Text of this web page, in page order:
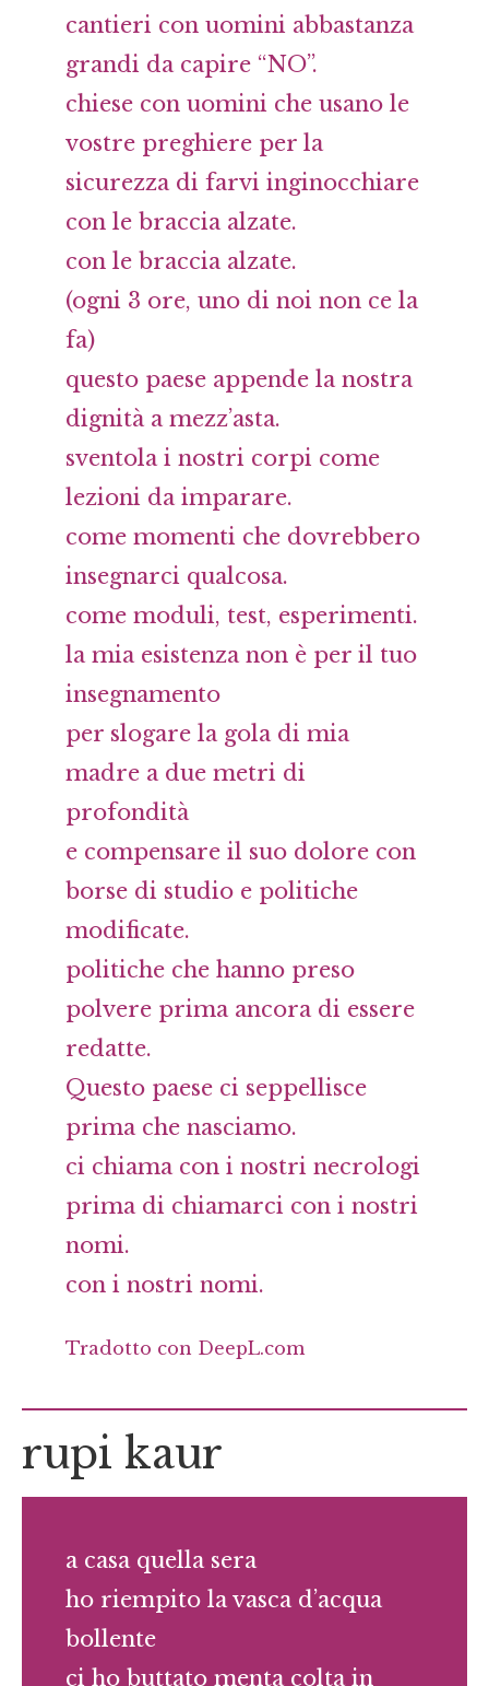
cantieri con uomini abbastanza
grandi da capire “NO”.
chiese con uomini che usano le
vostre preghiere per la
sicurezza di farvi inginocchiare
con le braccia alzate.
con le braccia alzate.
(ogni 3 ore, uno di noi non ce la
fa)
questo paese appende la nostra
dignità a mezz’asta.
sventola i nostri corpi come
lezioni da imparare.
come momenti che dovrebbero
insegnarci qualcosa.
come moduli, test, esperimenti.
la mia esistenza non è per il tuo
insegnamento
per slogare la gola di mia
madre a due metri di
profondità
e compensare il suo dolore con
borse di studio e politiche
modificate.
politiche che hanno preso
polvere prima ancora di essere
redatte.
Questo paese ci seppellisce
prima che nasciamo.
ci chiama con i nostri necrologi
prima di chiamarci con i nostri
nomi.
con i nostri nomi.
Tradotto con DeepL.com
rupi kaur
a casa quella sera
ho riempito la vasca d’acqua
bollente
ci ho buttato menta colta in